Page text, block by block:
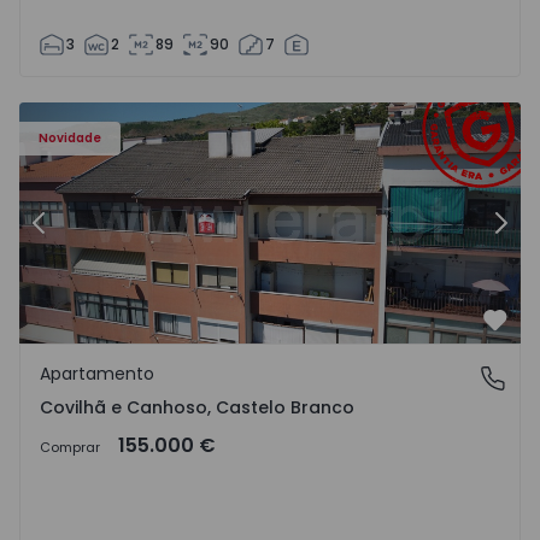
3 2 89 90 7
Novidade
- 18
Apartamento T2 Covilhã, Covilhã e Canhoso - 1497806 -
Anterior
Covilhã e Canhoso, Castelo Branco
Apartamento
Covilhã e Canhoso, Castelo Branco
Comprar 155.000 €